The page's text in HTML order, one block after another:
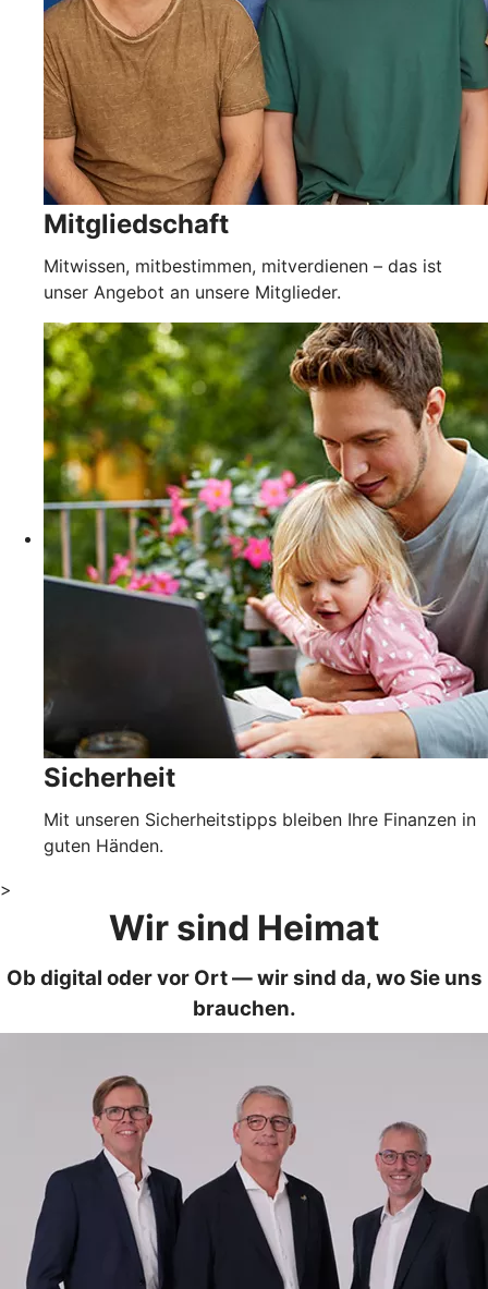
Mitgliedschaft
Mitwissen, mitbestimmen, mitverdienen – das ist
unser Angebot an unsere Mitglieder.
Sicherheit
Mit unseren Sicherheitstipps bleiben Ihre Finanzen in
guten Händen.
>
Wir sind Heimat
Ob digital oder vor Ort — wir sind da, wo Sie uns
brauchen.